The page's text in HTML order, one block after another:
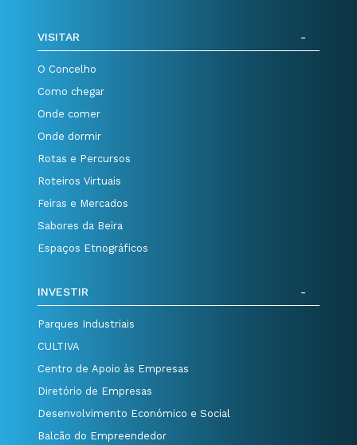
VISITAR
O Concelho
Como chegar
Onde comer
Onde dormir
Rotas e Percursos
Roteiros Virtuais
Feiras e Mercados
Sabores da Beira
Espaços Etnográficos
INVESTIR
Parques Industriais
CULTIVA
Centro de Apoio às Empresas
Diretório de Empresas
Desenvolvimento Económico e Social
Balcão do Empreendedor